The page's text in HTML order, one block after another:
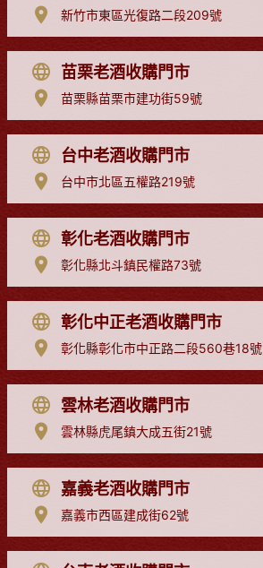
新竹市東區光復路二段209號
苗栗老酒收購門市
苗栗縣苗栗市建功街59號
台中老酒收購門市
台中市北區五權路219號
彰化老酒收購門市
彰化縣北斗鎮民權路73號
彰化中正老酒收購門市
彰化縣彰化市中正路二段560巷18號
雲林老酒收購門市
雲林縣虎尾鎮大成五街21號
嘉義老酒收購門市
嘉義市西區建成街62號